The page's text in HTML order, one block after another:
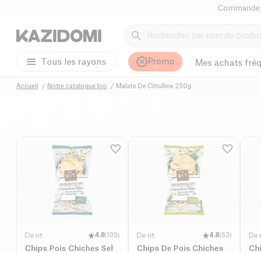
Tous les rayons Promo Mes achats
Accueil Notre catalogue bio Malate De Citrulline 250g
De rit 4.8(109)
Chips Pois Chiches Sel
De rit 4.8(63)
Chips De Pois Chiches
De